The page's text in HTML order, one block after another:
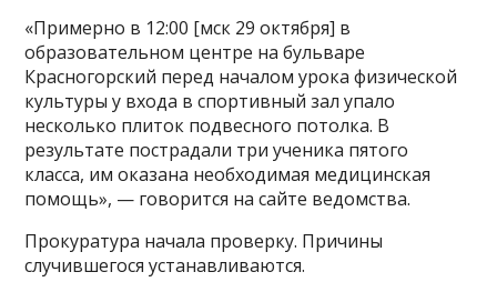
«Примерно в 12:00 [мск 29 октября] в
образовательном центре на бульваре
Красногорский перед началом урока физической
культуры у входа в спортивный зал упало
несколько плиток подвесного потолка. В
результате пострадали три ученика пятого
класса, им оказана необходимая медицинская
помощь», — говорится на сайте ведомства.
Прокуратура начала проверку. Причины
случившегося устанавливаются.